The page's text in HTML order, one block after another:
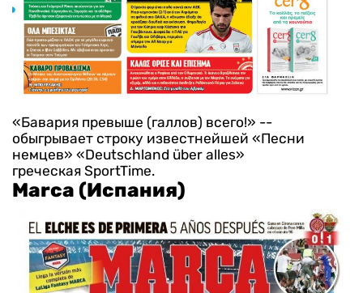
«Бавария превыше (галлов) всего!» --
обыгрывает строку известнейшей «Песни
немцев» «Deutschland über alles»
греческая SportTime.
Marca (Испания)